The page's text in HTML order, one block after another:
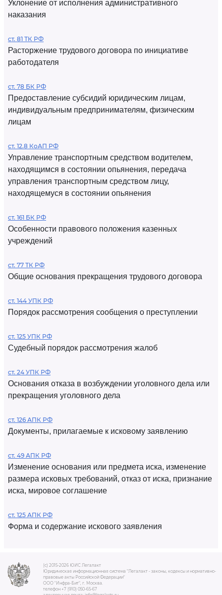
Уклонение от исполнения административного
наказания
ст. 81 ТК РФ
Расторжение трудового договора по инициативе
работодателя
ст. 78 БК РФ
Предоставление субсидий юридическим лицам,
индивидуальным предпринимателям, физическим
лицам
ст. 12.8 КоАП РФ
Управление транспортным средством водителем,
находящимся в состоянии опьянения, передача
управления транспортным средством лицу,
находящемуся в состоянии опьянения
ст. 161 БК РФ
Особенности правового положения казенных
учреждений
ст. 77 ТК РФ
Общие основания прекращения трудового договора
ст. 144 УПК РФ
Порядок рассмотрения сообщения о преступлении
ст. 125 УПК РФ
Судебный порядок рассмотрения жалоб
ст. 24 УПК РФ
Основания отказа в возбуждении уголовного дела или
прекращения уголовного дела
ст. 126 АПК РФ
Документы, прилагаемые к исковому заявлению
ст. 49 АПК РФ
Изменение основания или предмета иска, изменение
размера исковых требований, отказ от иска, признание
иска, мировое соглашение
ст. 125 АПК РФ
Форма и содержание искового заявления
(c) 2015-2026 ЮИС Легалакт
Юридическая информационная система "Легалакт - законы, кодексы и нормативно-
правовые акты Российской Федерации"
ООО "Инфра-Бит", г. Москва.
телефон +7 (910) 050-65-67